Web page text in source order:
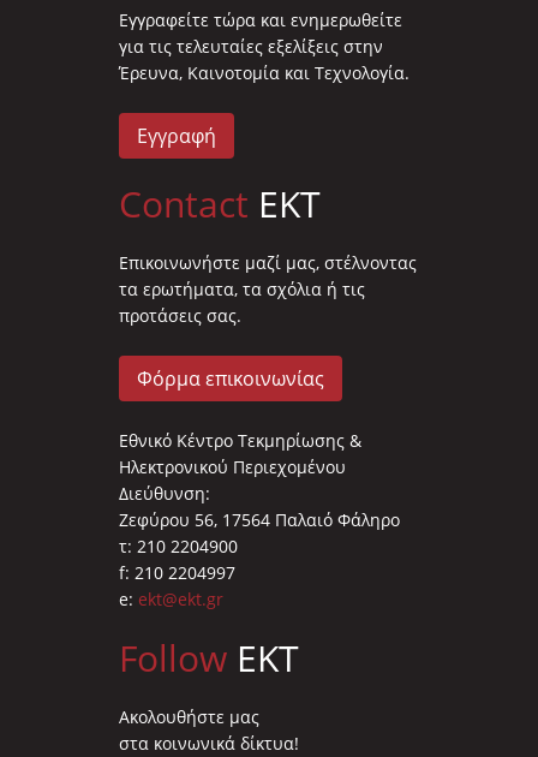
Eγγραφείτε τώρα και ενημερωθείτε
για τις τελευταίες εξελίξεις στην
Έρευνα, Καινοτομία και Τεχνολογία.
Εγγραφή
Contact EKT
Επικοινωνήστε μαζί μας, στέλνοντας
τα ερωτήματα, τα σχόλια ή τις
προτάσεις σας.
Φόρμα επικοινωνίας
Εθνικό Κέντρο Τεκμηρίωσης &
Ηλεκτρονικού Περιεχομένου
Διεύθυνση:
Ζεφύρου 56, 17564 Παλαιό Φάληρο
τ: 210 2204900
f: 210 2204997
e: ekt@ekt.gr
Follow EKT
Ακολουθήστε μας
στα κοινωνικά δίκτυα!